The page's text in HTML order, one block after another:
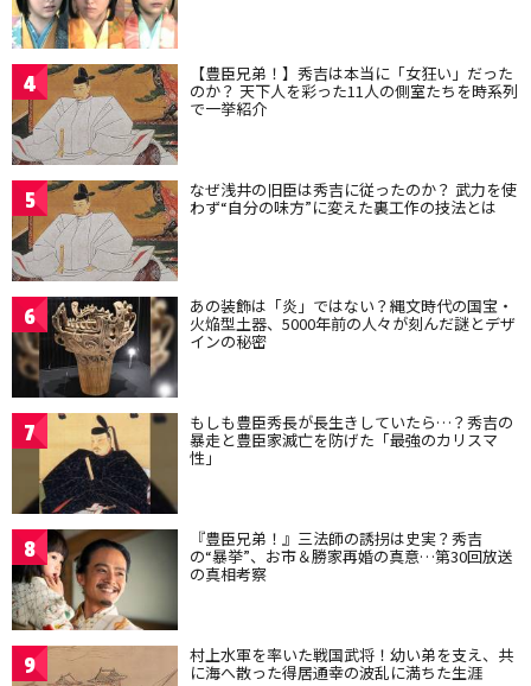
4 【豊臣兄弟！】秀吉は本当に「女狂い」だった
のか？ 天下人を彩った11人の側室たちを時系列
で一挙紹介
5 なぜ浅井の旧臣は秀吉に従ったのか？ 武力を使
わず“自分の味方”に変えた裏工作の技法とは
6 あの装飾は「炎」ではない？縄文時代の国宝・
火焔型土器、5000年前の人々が刻んだ謎とデザ
インの秘密
7 もしも豊臣秀長が長生きしていたら…？秀吉の
暴走と豊臣家滅亡を防げた「最強のカリスマ
性」
8 『豊臣兄弟！』三法師の誘拐は史実？秀吉
の“暴挙”、お市＆勝家再婚の真意…第30回放送
の真相考察
9 村上水軍を率いた戦国武将！幼い弟を支え、共
に海へ散った得居通幸の波乱に満ちた生涯